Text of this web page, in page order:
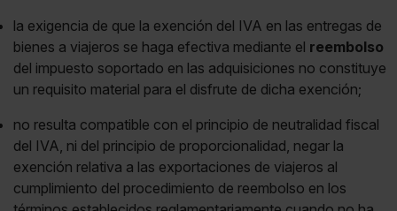
la exigencia de que la exención del IVA en las entregas de
bienes a viajeros se haga efectiva mediante el reembolso
del impuesto soportado en las adquisiciones no constituye
un requisito material para el disfrute de dicha exención;
no resulta compatible con el principio de neutralidad fiscal
del IVA, ni del principio de proporcionalidad, negar la
exención relativa a las exportaciones de viajeros al
cumplimiento del procedimiento de reembolso en los